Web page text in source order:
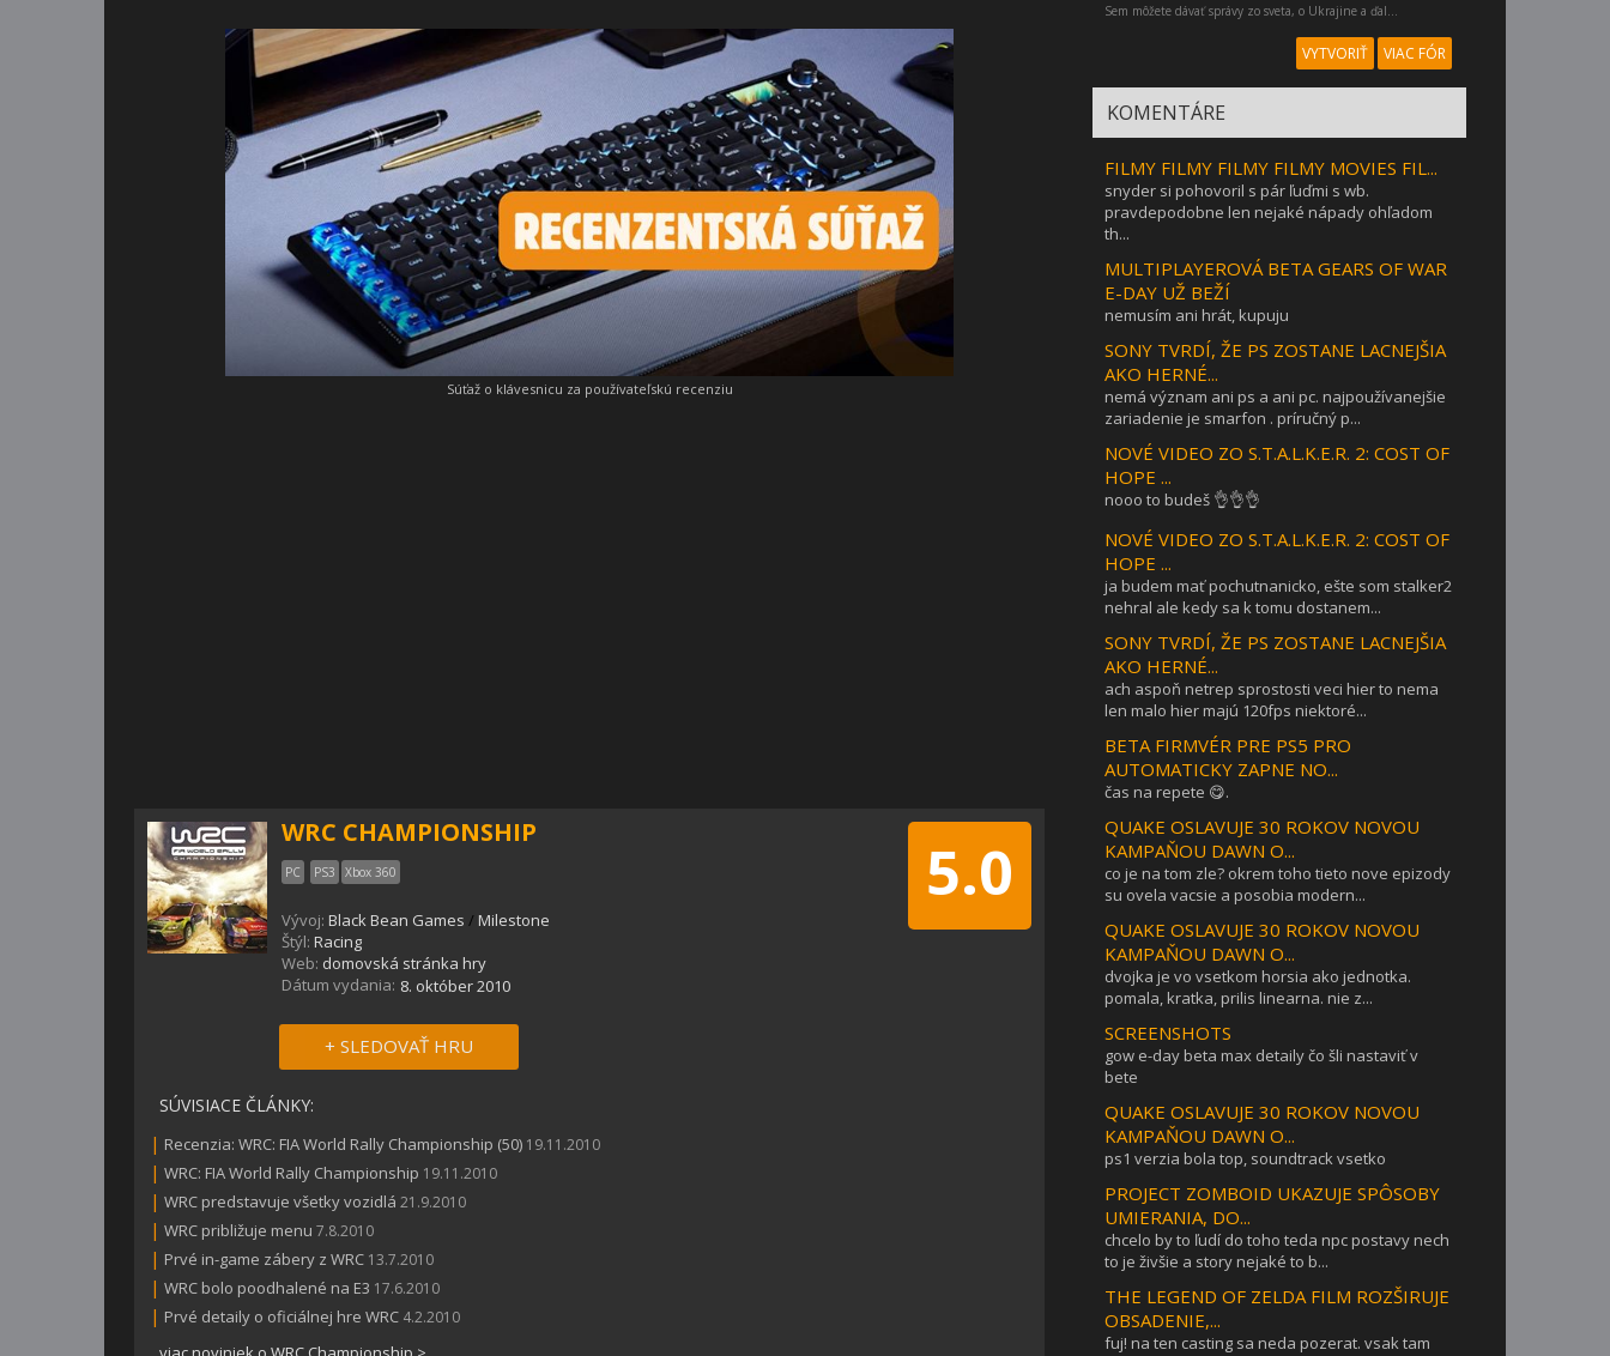
Súťaž o klávesnicu za používateľskú recenziu
5.0
WRC CHAMPIONSHIP
PC PS3 Xbox 360
Vývoj: Black Bean Games / Milestone
Štýl: Racing
Web: domovská stránka hry
Dátum vydania: 8. október 2010
+ SLEDOVAŤ HRU
SÚVISIACE ČLÁNKY:
| Recenzia: WRC: FIA World Rally Championship (50) 19.11.2010
| WRC: FIA World Rally Championship 19.11.2010
| WRC predstavuje všetky vozidlá 21.9.2010
| WRC približuje menu 7.8.2010
| Prvé in-game zábery z WRC 13.7.2010
| WRC bolo poodhalené na E3 17.6.2010
| Prvé detaily o oficiálnej hre WRC 4.2.2010
Sem môžete dávať správy zo sveta, o Ukrajine a ďal...
VYTVORIŤ VIAC FÓR
KOMENTÁRE
FILMY FILMY FILMY FILMY MOVIES FIL...
snyder si pohovoril s pár ľuďmi s wb.
pravdepodobne len nejaké nápady ohľadom
th...
MULTIPLAYEROVÁ BETA GEARS OF WAR
E-DAY UŽ BEŽÍ
nemusím ani hrát, kupuju
SONY TVRDÍ, ŽE PS ZOSTANE LACNEJŠIA
AKO HERNÉ...
nemá význam ani ps a ani pc. najpoužívanejšie
zariadenie je smarfon . príručný p...
NOVÉ VIDEO ZO S.T.A.L.K.E.R. 2: COST OF
HOPE ...
nooo to budeš 👌👌👌
NOVÉ VIDEO ZO S.T.A.L.K.E.R. 2: COST OF
HOPE ...
ja budem mať pochutnanicko, ešte som stalker2
nehral ale kedy sa k tomu dostanem...
SONY TVRDÍ, ŽE PS ZOSTANE LACNEJŠIA
AKO HERNÉ...
ach aspoň netrep sprostosti veci hier to nema
len malo hier majú 120fps niektoré...
BETA FIRMVÉR PRE PS5 PRO
AUTOMATICKY ZAPNE NO...
čas na repete 😋.
QUAKE OSLAVUJE 30 ROKOV NOVOU
KAMPAŇOU DAWN O...
co je na tom zle? okrem toho tieto nove epizody
su ovela vacsie a posobia modern...
QUAKE OSLAVUJE 30 ROKOV NOVOU
KAMPAŇOU DAWN O...
dvojka je vo vsetkom horsia ako jednotka.
pomala, kratka, prilis linearna. nie z...
SCREENSHOTS
gow e-day beta max detaily čo šli nastaviť v
bete
QUAKE OSLAVUJE 30 ROKOV NOVOU
KAMPAŇOU DAWN O...
ps1 verzia bola top, soundtrack vsetko
PROJECT ZOMBOID UKAZUJE SPÔSOBY
UMIERANIA, DO...
chcelo by to ľudí do toho teda npc postavy nech
to je živšie a story nejaké to b...
THE LEGEND OF ZELDA FILM ROZŠIRUJE
OBSADENIE,...
fuj! na ten casting sa neda pozerat. vsak tam